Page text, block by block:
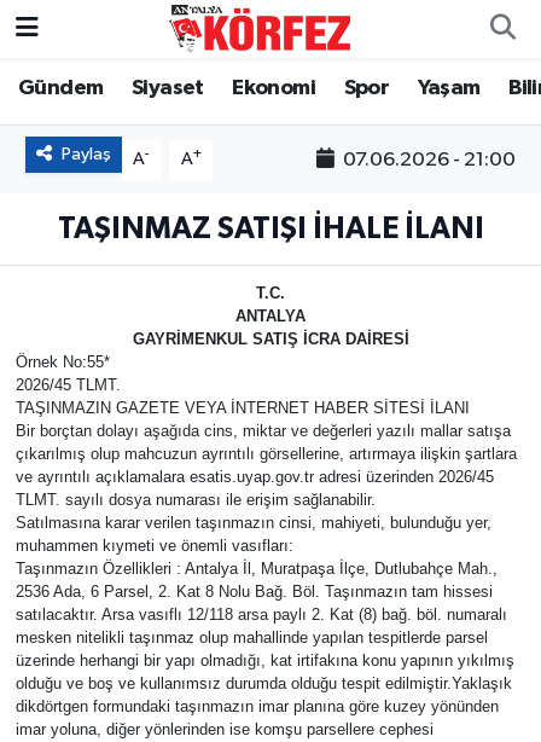
Gündem Siyaset Ekonomi Spor Yaşam
Paylaş A- A+ 07.06.2026 - 21:00
TAŞINMAZ SATIŞI İHALE İLANI
T.C.
ANTALYA
GAYRİMENKUL SATIŞ İCRA DAİRESİ
Örnek No:55*
2026/45 TLMT.
TAŞINMAZIN GAZETE VEYA İNTERNET HABER SİTESİ İLANI
Bir borçtan dolayı aşağıda cins, miktar ve değerleri yazılı mallar satışa
çıkarılmış olup mahcuzun ayrıntılı görsellerine, artırmaya ilişkin şartlara
ve ayrıntılı açıklamalara esatis.uyap.gov.tr adresi üzerinden 2026/45
TLMT. sayılı dosya numarası ile erişim sağlanabilir.
Satılmasına karar verilen taşınmazın cinsi, mahiyeti, bulunduğu yer,
muhammen kıymeti ve önemli vasıfları:
Taşınmazın Özellikleri : Antalya İl, Muratpaşa İlçe, Dutlubahçe Mah.,
2536 Ada, 6 Parsel, 2. Kat 8 Nolu Bağ. Böl. Taşınmazın tam hissesi
satılacaktır. Arsa vasıflı 12/118 arsa paylı 2. Kat (8) bağ. böl. numaralı
mesken nitelikli taşınmaz olup mahallinde yapılan tespitlerde parsel
üzerinde herhangi bir yapı olmadığı, kat irtifakına konu yapının yıkılmış
olduğu ve boş ve kullanımsız durumda olduğu tespit edilmiştir.Yaklaşık
dikdörtgen formundaki taşınmazın imar planına göre kuzey yönünden
imar yoluna, diğer yönlerinden ise komşu parsellere cephesi
Gündem
Siyaset
Yerel Yönetim
Yaşam
Asayiş
Dünya
Eğitim
Sağlık
Magazin
Nöbetçi Eczaneler
Hava Durumu
Trafik Durumu
Tüm Manşetler
Son Dakika Haberleri
Haber Arşivi